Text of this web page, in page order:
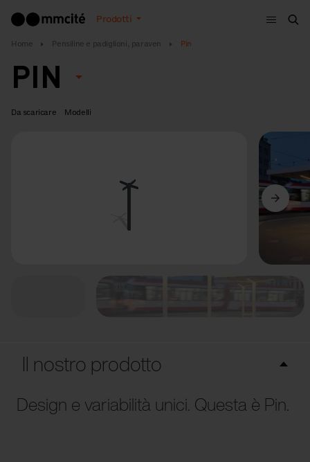
Prodotti
Menù
Home Pensiline e padiglioni, paraven Pin
PIN
Da scaricare Modelli
Precedente
Il nostro prodotto
Design e variabilità unici. Questa è Pin.